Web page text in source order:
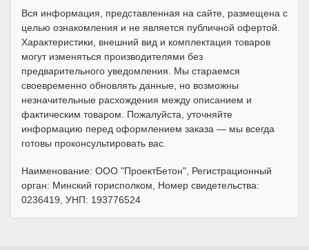
Вся информация, представленная на сайте, размещена с
целью ознакомления и не является публичной офертой.
Характеристики, внешний вид и комплектация товаров
могут изменяться производителями без
предварительного уведомления. Мы стараемся
своевременно обновлять данные, но возможны
незначительные расхождения между описанием и
фактическим товаром. Пожалуйста, уточняйте
информацию перед оформлением заказа — мы всегда
готовы проконсультировать вас.
Наименование: ООО "ПроектБетон", Регистрационный
орган: Минский горисполком, Номер свидетельства:
0236419, УНП: 193776524